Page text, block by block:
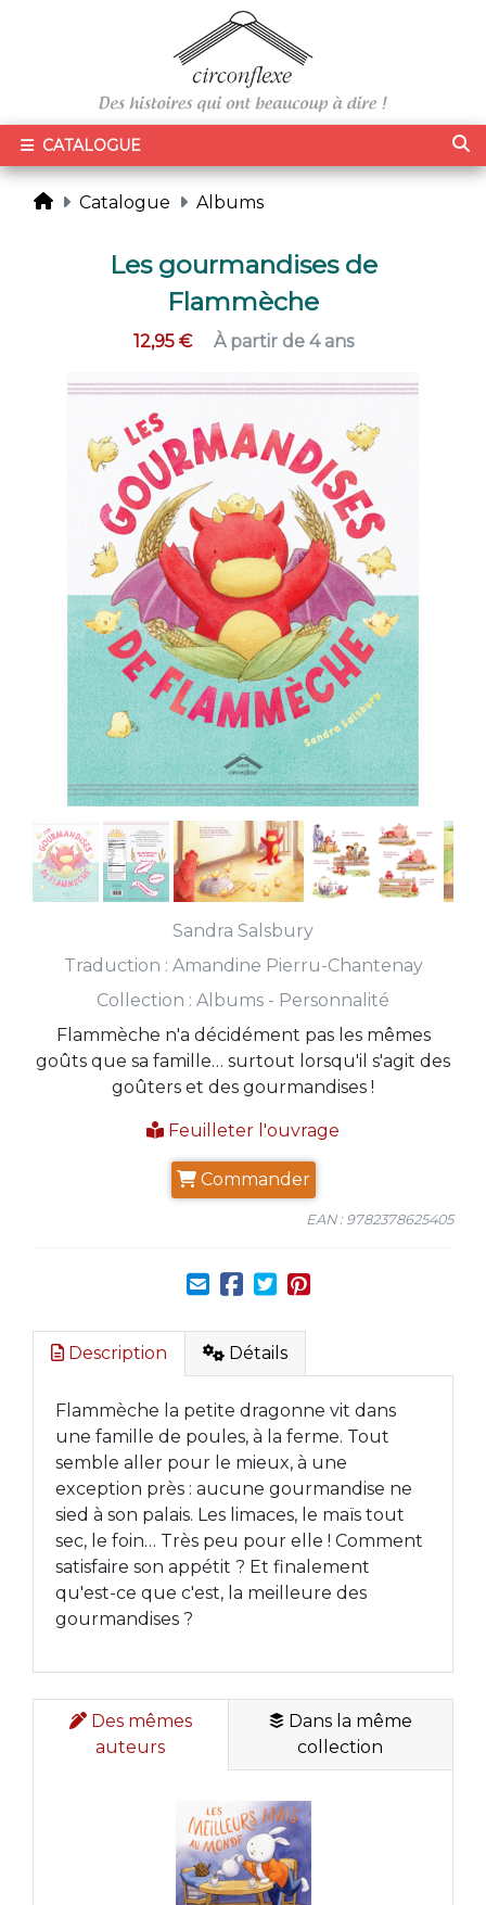
CATALOGUE
Catalogue Albums
Les gourmandises de
Flammèche
12,95 € À partir de 4 ans
Sandra Salsbury
Traduction : Amandine Pierru-Chantenay
Collection : Albums - Personnalité
Flammèche n'a décidément pas les mêmes
goûts que sa famille… surtout lorsqu'il s'agit des
goûters et des gourmandises !
Feuilleter l'ouvrage
Commander
EAN : 9782378625405
Description Détails
Flammèche la petite dragonne vit dans
une famille de poules, à la ferme. Tout
semble aller pour le mieux, à une
exception près : aucune gourmandise ne
sied à son palais. Les limaces, le maïs tout
sec, le foin… Très peu pour elle ! Comment
satisfaire son appétit ? Et finalement
qu'est-ce que c'est, la meilleure des
gourmandises ?
Des mêmes
auteurs
Dans la même
collection